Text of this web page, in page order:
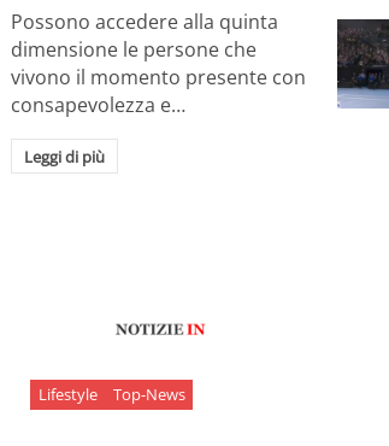
Possono accedere alla quinta
dimensione le persone che
vivono il momento presente con
consapevolezza e…
Leggi di più
Lifestyle Top-News